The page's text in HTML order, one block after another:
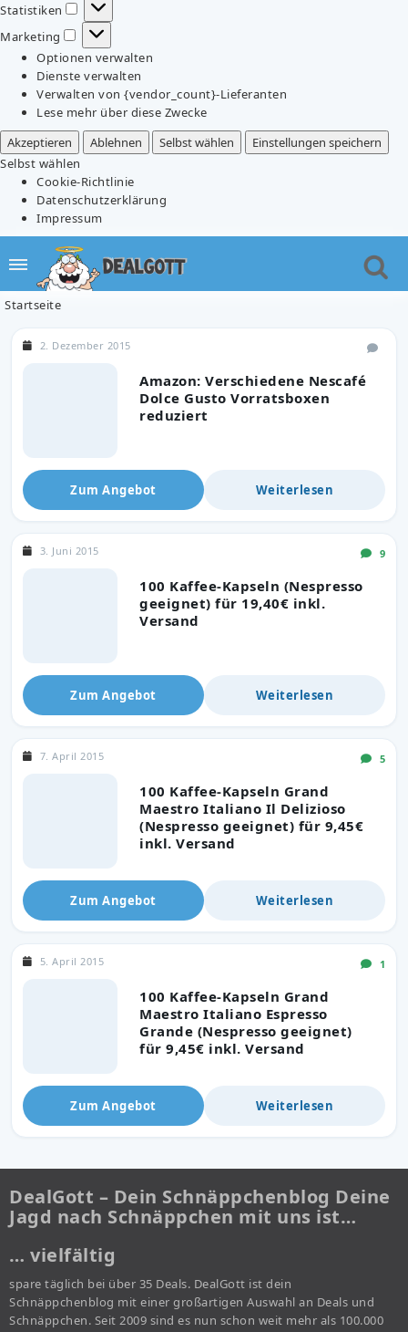
Statistiken
Statistiken
Marketing
Marketing
Optionen verwalten
Dienste verwalten
Verwalten von {vendor_count}-Lieferanten
Lese mehr über diese Zwecke
Akzeptieren
Ablehnen Selbst wählen
Einstellungen speichern
Selbst wählen
Cookie-Richtlinie
Datenschutzerklärung
Impressum
Startseite
Amazon: Verschiedene Nescafé
Dolce Gusto Vorratsboxen
reduziert
2. Dezember 2015
Zum Angebot Weiterlesen
100 Kaffee-Kapseln (Nespresso
geeignet) für 19,40€ inkl.
Versand
3. Juni 2015 9
Zum Angebot Weiterlesen
100 Kaffee-Kapseln Grand
Maestro Italiano Il Delizioso
(Nespresso geeignet) für 9,45€
inkl. Versand
7. April 2015 5
Zum Angebot Weiterlesen
100 Kaffee-Kapseln Grand
Maestro Italiano Espresso
Grande (Nespresso geeignet)
für 9,45€ inkl. Versand
5. April 2015 1
Zum Angebot Weiterlesen
DealGott – Dein Schnäppchenblog Deine
Jagd nach Schnäppchen mit uns ist…
… vielfältig
spare täglich bei über 35 Deals. DealGott ist dein
Schnäppchenblog mit einer großartigen Auswahl an Deals und
Schnäppchen. Seit 2009 sind es nun schon weit mehr als 100.000